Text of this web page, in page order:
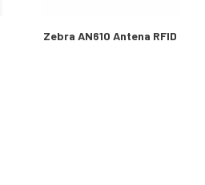
Zebra AN610 Antena RFID